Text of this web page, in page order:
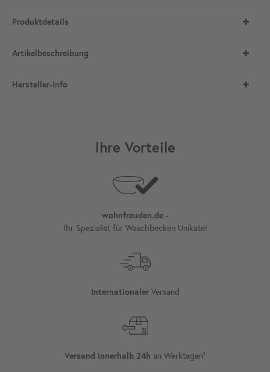
Produktdetails
Artikelbeschreibung
Hersteller-Info
Ihre Vorteile
wohnfreuden.de -
Ihr Spezialist für Waschbecken Unikate!
InternationalerVersand
Versand innerhalb 24h an Werktagen¹